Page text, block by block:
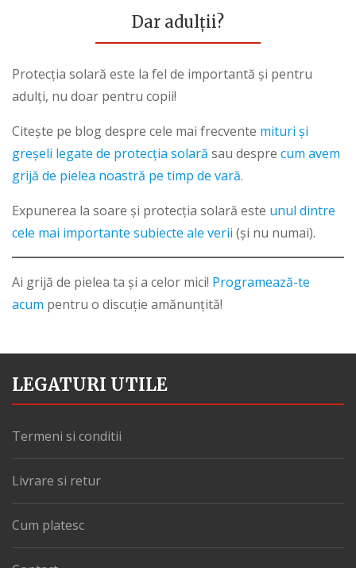
Dar adulții?
Protecția solară este la fel de importantă și pentru
adulți, nu doar pentru copii!
Citește pe blog despre cele mai frecvente mituri și
greșeli legate de protecția solară sau despre cum avem
grijă de pielea noastră pe timp de vară.
Expunerea la soare și protecția solară este unul dintre
cele mai importante subiecte ale verii (și nu numai).
Ai grijă de pielea ta și a celor mici! Programează-te
acum pentru o discuție amănunțită!
LEGATURI UTILE
Termeni si conditii
Livrare si retur
Cum platesc